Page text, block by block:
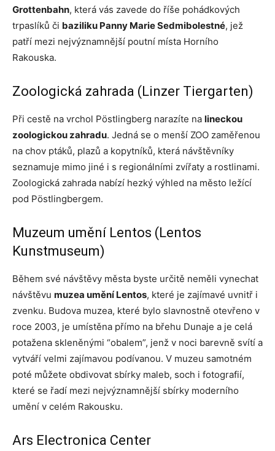
Grottenbahn, která vás zavede do říše pohádkových
trpaslíků či baziliku Panny Marie Sedmibolestné, jež
patří mezi nejvýznamnější poutní místa Horního
Rakouska.
Zoologická zahrada (Linzer Tiergarten)
Při cestě na vrchol Pöstlingberg narazíte na lineckou
zoologickou zahradu. Jedná se o menší ZOO zaměřenou
na chov ptáků, plazů a kopytníků, která návštěvníky
seznamuje mimo jiné i s regionálními zvířaty a rostlinami.
Zoologická zahrada nabízí hezký výhled na město ležící
pod Pöstlingbergem.
Muzeum umění Lentos (Lentos
Kunstmuseum)
Během své návštěvy města byste určitě neměli vynechat
návštěvu muzea umění Lentos, které je zajímavé uvnitř i
zvenku. Budova muzea, které bylo slavnostně otevřeno v
roce 2003, je umístěna přímo na břehu Dunaje a je celá
potažena skleněnými “obalem”, jenž v noci barevně svítí a
vytváří velmi zajímavou podívanou. V muzeu samotném
poté můžete obdivovat sbírky maleb, soch i fotografií,
které se řadí mezi nejvýznamnější sbírky moderního
umění v celém Rakousku.
Ars Electronica Center